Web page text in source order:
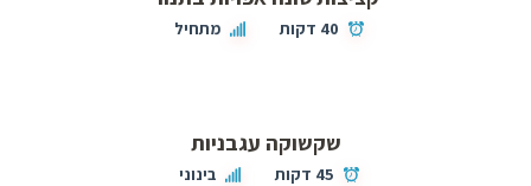
40 דקות מתחיל
שקשוקה עגבניות
45 דקות בינוני